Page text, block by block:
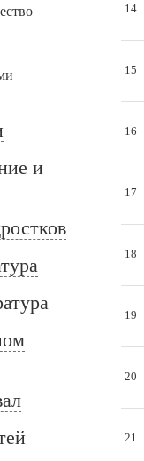
и
14
15
16
17
18
19
20
21